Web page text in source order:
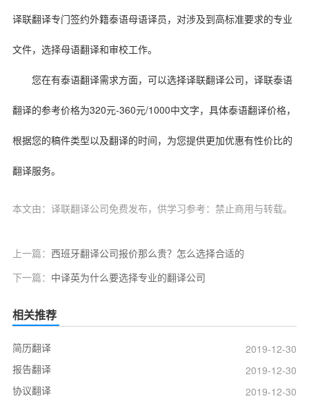
译联翻译专门签约外籍泰语母语译员，对涉及到高标准要求的专业
文件，选择母语翻译和审校工作。
您在有泰语翻译需求方面，可以选择译联翻译公司，译联泰语
翻译的参考价格为320元-360元/1000中文字，具体泰语翻译价格，
根据您的稿件类型以及翻译的时间，为您提供更加优惠有性价比的
翻译服务。
本文由：译联翻译公司免费发布，供学习参考：禁止商用与转载。
上一篇： 西班牙翻译公司报价那么贵？怎么选择合适的
下一篇： 中译英为什么要选择专业的翻译公司
相关推荐
简历翻译
2019-12-30
报告翻译
2019-12-30
协议翻译
2019-12-30